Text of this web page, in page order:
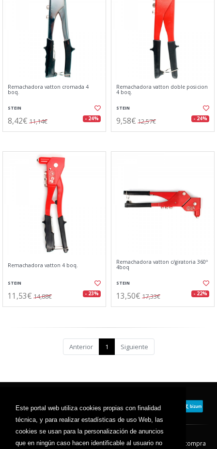
Este portal web utiliza cookies propias con finalidad
técnica, y para realizar estadísticas de uso Web, las
cookies se usan para la personalización de anuncios
que en ningún caso hacen identificable al usuario no
Remachadora vatton cromada 4
boq.
STEIN
8,42€ 11,14€ - 24%
Remachadora vatton doble posicion
4 boq.
STEIN
9,58€ 12,57€ - 24%
Remachadora vatton 4 boq.
STEIN
11,53€ 14,88€ - 23%
Remachadora vatton c/giratoria 360º
4boq
STEIN
13,50€ 17,33€ - 22%
Anterior 1 Siguiente
Contacto Aviso Legal Condiciones de compra